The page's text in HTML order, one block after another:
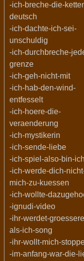
-ich-breche-die-
deutsch
-ich-dachte-ich-sei-
unschuldig
-ich-durchbreche-
grenze
-ich-geh-nicht-mit
-ich-hab-den-wind-
entfesselt
-ich-hoere-die-
veraenderung
-ich-mystikerin
-ich-sende-liebe
-ich-spiel-also-bin-ich
-ich-werde-dich-
mich-zu-kuessen
-ich-wollte-
-ignudi-video
-ihr-werdet-
als-ich-song
-ihr-wollt-mich-
-im-anfang-war-die-